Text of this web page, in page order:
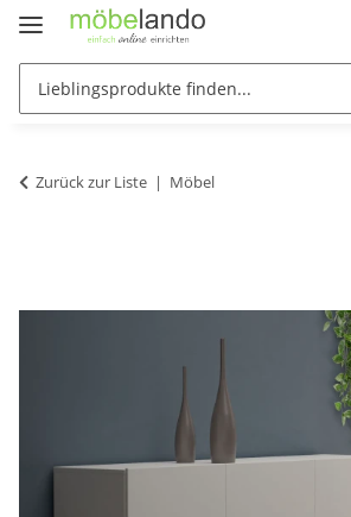
Zurück zur Liste Möbel